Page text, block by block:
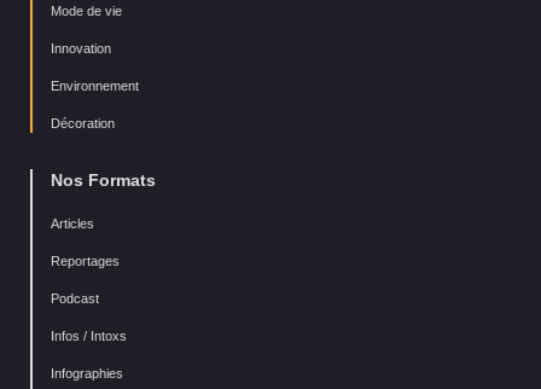
Mode de vie
Innovation
Environnement
Décoration
Nos Formats
Articles
Reportages
Podcast
Infos / Intoxs
Infographies